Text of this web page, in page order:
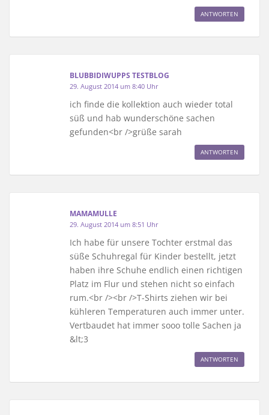
ANTWORTEN
BLUBBIDIWUPPS TESTBLOG
29. August 2014 um 8:40 Uhr
ich finde die kollektion auch wieder total
süß und hab wunderschöne sachen
gefunden<br />grüße sarah
ANTWORTEN
MAMAMULLE
29. August 2014 um 8:51 Uhr
Ich habe für unsere Tochter erstmal das
süße Schuhregal für Kinder bestellt, jetzt
haben ihre Schuhe endlich einen richtigen
Platz im Flur und stehen nicht so einfach
rum.<br /><br />T-Shirts ziehen wir bei
kühleren Temperaturen auch immer unter.
Vertbaudet hat immer sooo tolle Sachen ja
&lt;3
ANTWORTEN